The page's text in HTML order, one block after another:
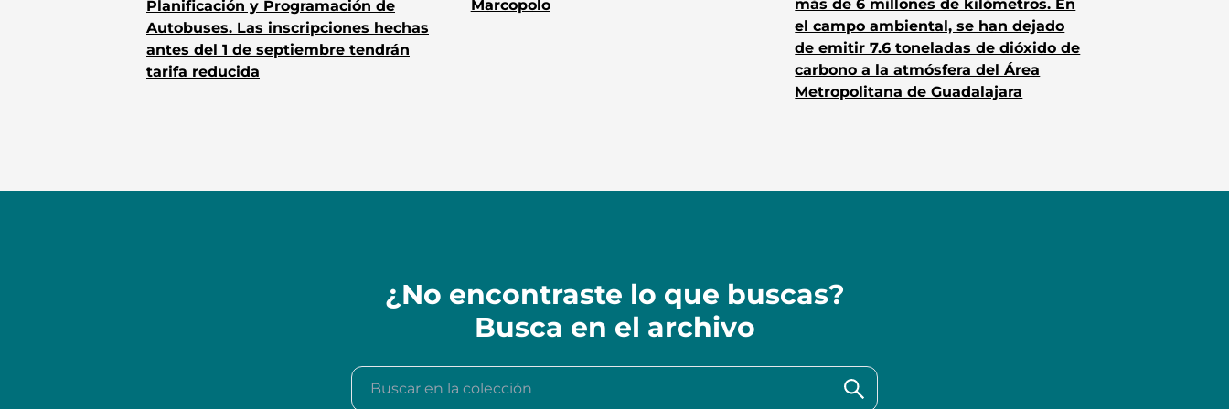
Planificación y Programación de
Autobuses. Las inscripciones hechas
antes del 1 de septiembre tendrán
tarifa reducida
Marcopolo
más de 6 millones de kilómetros. En
el campo ambiental, se han dejado
de emitir 7.6 toneladas de dióxido de
carbono a la atmósfera del Área
Metropolitana de Guadalajara
¿No encontraste lo que buscas?
Busca en el archivo
Buscar en la colección